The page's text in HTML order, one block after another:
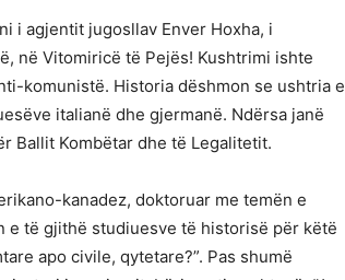
i agjentit jugosllav Enver Hoxha, i
në Vitomiricë të Pejës! Kushtrimi ishte
komunistë. Historia dëshmon se ushtria e
italianë dhe gjermanë. Ndërsa janë
Ballit Kombëtar dhe të Legalitetit.
kanadez, doktoruar me temën e
e të gjithë studiuesve të historisë për këtë
apo civile, qytetare?”. Pas shumë